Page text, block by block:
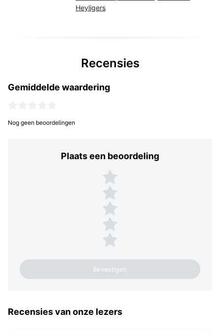
Heyligers
Recensies
Gemiddelde waardering
Nog geen beoordelingen
Plaats een beoordeling
Plaats een beoordeling
5 sterren
4 sterren
3 sterren
2 sterren
1 ster
Recensies van onze lezers